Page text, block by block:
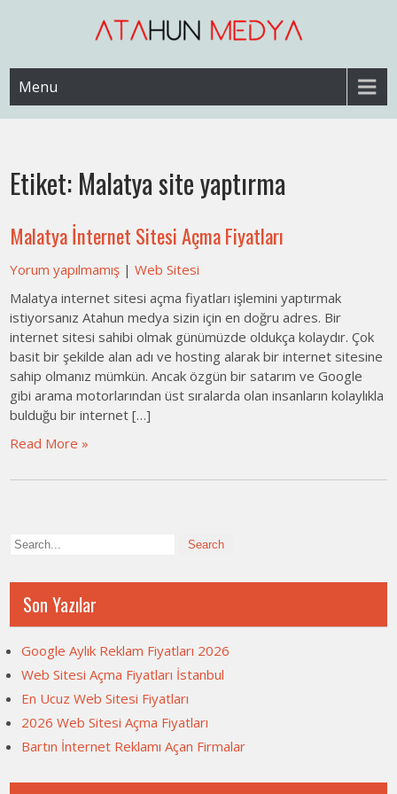
Web Sitesi Açma, İnternet Sitesi
Fiyatları
Menu
Etiket: Malatya site yaptırma
Malatya İnternet Sitesi Açma Fiyatları
Yorum yapılmamış |Web Sitesi
Malatya internet sitesi açma fiyatları işlemini yaptırmak
istiyorsanız Atahun medya sizin için en doğru adres. Bir
internet sitesi sahibi olmak günümüzde oldukça kolaydır. Çok
basit bir şekilde alan adı ve hosting alarak bir internet sitesine
sahip olmanız mümkün. Ancak özgün bir satarım ve Google
gibi arama motorlarından üst sıralarda olan insanların kolaylıkla
bulduğu bir internet […]
Read More »
Son Yazılar
Google Aylık Reklam Fiyatları 2026
Web Sitesi Açma Fiyatları İstanbul
En Ucuz Web Sitesi Fiyatları
2026 Web Sitesi Açma Fiyatları
Bartın İnternet Reklamı Açan Firmalar